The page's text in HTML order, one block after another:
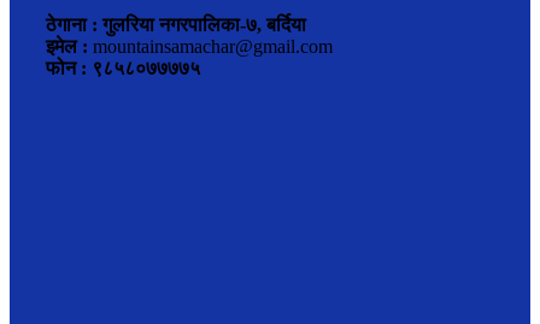
ठेगाना : गुलरिया नगरपालिका-७, बर्दिया
इमेल : mountainsamachar@gmail.com
फोन : ९८५८०७७७७५